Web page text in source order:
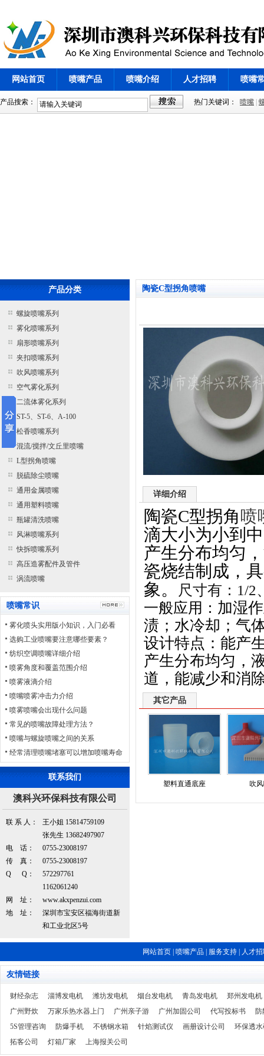
网站首页 喷嘴产品 喷嘴介绍 人才招聘 喷嘴
产品搜索： 热门关键词： 喷嘴
产品分类
螺旋喷嘴系列
雾化喷嘴系列
扇形喷嘴系列
夹扣喷嘴系列
吹风喷嘴系列
空气雾化系列
二流体雾化系列
ST-5、ST-6、A-100
松香喷嘴系列
混流/搅拌/文丘里喷嘴
L型拐角喷嘴
脱硫除尘喷嘴
通用金属喷嘴
通用塑料喷嘴
瓶罐清洗喷嘴
风淋喷嘴系列
快拆喷嘴系列
高压造雾配件及管件
涡流喷嘴
喷嘴常识
雾化喷头实用版小知识，入门必看
选购工业喷嘴要注意哪些要素？
纺织空调喷嘴详细介绍
喷雾角度和覆盖范围介绍
喷雾液滴介绍
喷嘴喷雾冲击力介绍
喷雾喷嘴会出现什么问题
常见的喷嘴故障处理方法？
喷嘴与螺旋喷嘴之间的关系
经常清理喷嘴堵塞可以增加喷嘴寿命
联系我们
澳科兴环保科技有限公司
联 系 人：
王小姐 15814759109
张先生 13682497907
电 话：
0755-23008197
传 真：
0755-23008197
Q Q：
572297761
1162061240
网 址：
www.akxpenzui.com
地 址：
深圳市宝安区福海街道新
和工业北区5号
陶瓷C型拐角喷嘴
详细介绍
陶瓷C型拐角喷
滴大小为小到
产生分布均匀
瓷烧结制成，
象。
尺寸有：1/2
一般应用： 加湿
渍；水冷却；气
设计特点：能产
产生分布均匀，
道，能减少和消
其它产品
塑料直通底座 吹
网站首页 喷嘴产品 服务支持 人才
友情链接
财经杂志 淄博发电机 潍坊发电机 烟台发电机 青岛发电机
郑州发电机
广州野炊
万家乐热水器上门 广州亲子游 广州加固公司 代写投标书
防
5S管理咨询
防爆手机 不锈钢水箱 针焰测试仪 画册设计公司
环保透
拓客公司
灯箱厂家 上海报关公司